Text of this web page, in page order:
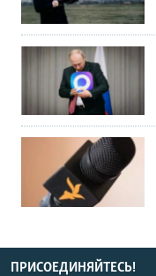
ПРИСОЕДИНЯЙТЕСЬ!